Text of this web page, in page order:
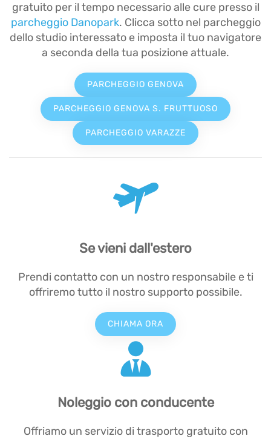
gratuito per il tempo necessario alle cure presso il
parcheggio Danopark. Clicca sotto nel parcheggio
dello studio interessato e imposta il tuo navigatore
a seconda della tua posizione attuale.
PARCHEGGIO GENOVA
PARCHEGGIO GENOVA S. FRUTTUOSO
PARCHEGGIO VARAZZE
Se vieni dall'estero
Prendi contatto con un nostro responsabile e ti
offriremo tutto il nostro supporto possibile.
CHIAMA ORA
Noleggio con conducente
Offriamo un servizio di trasporto gratuito con